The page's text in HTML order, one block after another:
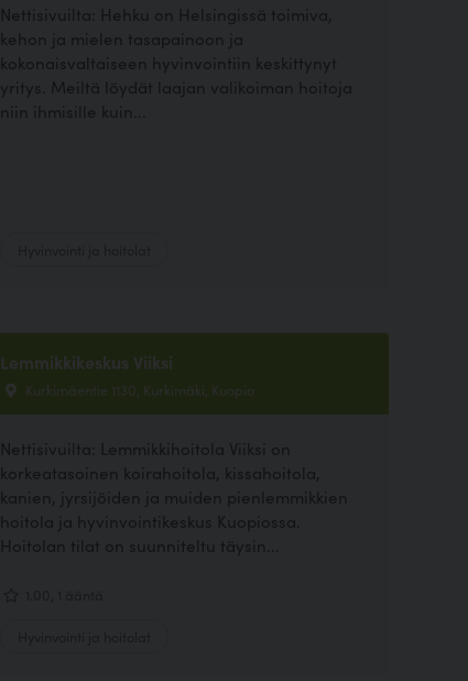
Nettisivuilta: Hehku on Helsingissä toimiva,
kehon ja mielen tasapainoon ja
kokonaisvaltaiseen hyvinvointiin keskittynyt
yritys. Meiltä löydät laajan valikoiman hoitoja
niin ihmisille kuin...
Lemmikkikeskus Viiksi
Kurkimäentie 1130, Kurkimäki, Kuopio
Nettisivuilta: Lemmikkihoitola Viiksi on
korkeatasoinen koirahoitola, kissahoitola,
kanien, jyrsijöiden ja muiden pienlemmikkien
hoitola ja hyvinvointikeskus Kuopiossa.
Hoitolan tilat on suunniteltu täysin...